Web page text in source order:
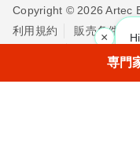
×
Copyright © 2026 Artec
利用規約
販売条件
専門